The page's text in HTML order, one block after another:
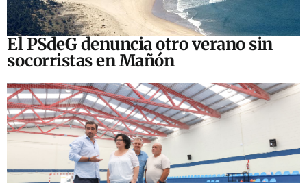
El PSdeG denuncia otro verano sin
socorristas en Mañón